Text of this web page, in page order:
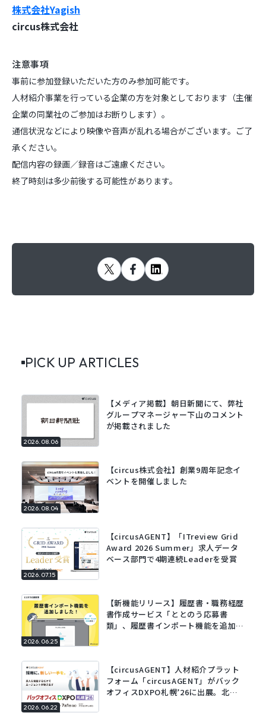
株式会社Yagish
circus株式会社
注意事項
事前に参加登録いただいた方のみ参加可能です。
人材紹介事業を行っている企業の方を対象としております（主催
企業の同業社のご参加はお断りします）。
通信状況などにより映像や音声が乱れる場合がございます。ご了
承ください。
配信内容の録画／録音はご遠慮ください。
終了時刻は多少前後する可能性があります。
PICK UP ARTICLES
2026.08.06
【メディア掲載】朝日新聞にて、弊社
グループマネージャー下山のコメント
が掲載されました
2026.08.04
【circus株式会社】創業9周年記念イ
ベントを開催しました
2026.07.15
【circusAGENT】「ITreview Grid
Award 2026 Summer」求人データ
ベース部門で4期連続Leaderを受賞
2026.06.25
【新機能リリース】履歴書・職務経歴
書作成サービス「ととのう応募書
類」、履歴書インポート機能を追加。
2026.06.22
【circusAGENT】人材紹介プラット
フォーム「circusAGENT」がバック
オフィスDXPO札幌’26に出展。北海